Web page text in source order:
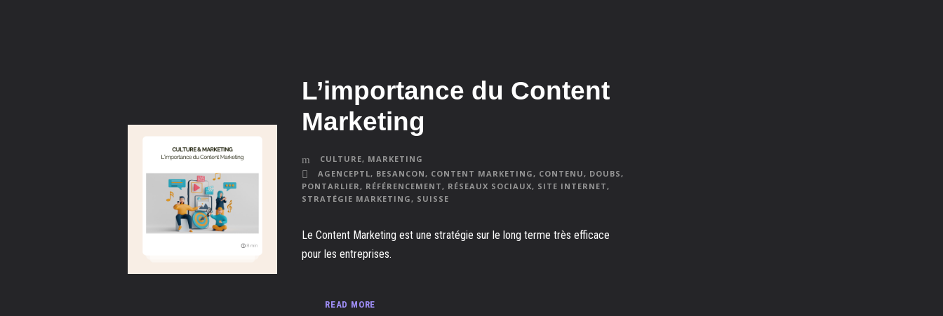
L’importance du Content
Marketing
CULTURE, MARKETING
AGENCEPTL, BESANCON, CONTENT MARKETING, CONTENU, DOUBS,
PONTARLIER, RÉFÉRENCEMENT, RÉSEAUX SOCIAUX, SITE INTERNET,
STRATÉGIE MARKETING, SUISSE
Le Content Marketing est une stratégie sur le long terme très efficace
pour les entreprises.
READ MORE